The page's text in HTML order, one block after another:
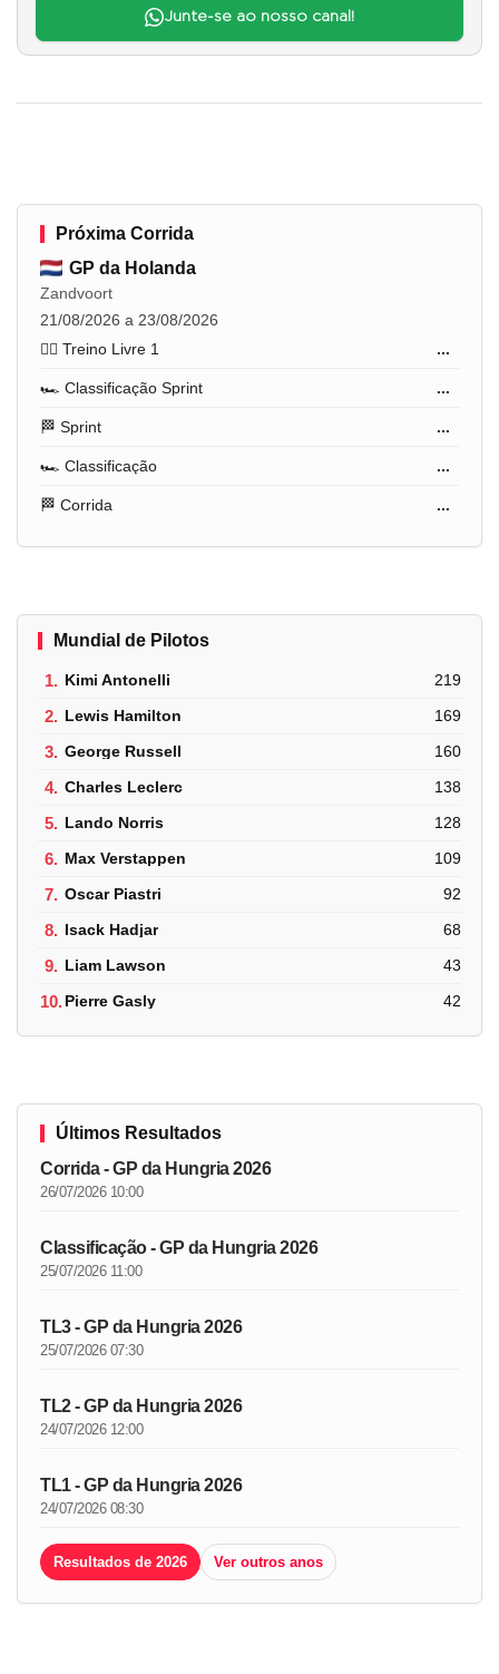
Junte-se ao nosso canal!
Próxima Corrida
GP da Holanda
Zandvoort
21/08/2026 a 23/08/2026
🏋️‍♂️ Treino Livre 1
...
🏎️ Classificação Sprint ...
🏁 Sprint ...
🏎️ Classificação ...
🏁 Corrida ...
Mundial de Pilotos
1. Kimi Antonelli 219
2. Lewis Hamilton 169
3. George Russell 160
4. Charles Leclerc 138
5. Lando Norris 128
6. Max Verstappen 109
7. Oscar Piastri 92
8. Isack Hadjar 68
9. Liam Lawson 43
10.Pierre Gasly 42
Últimos Resultados
Corrida - GP da Hungria 2026
26/07/2026 10:00
Classificação - GP da Hungria 2026
25/07/2026 11:00
TL3 - GP da Hungria 2026
25/07/2026 07:30
TL2 - GP da Hungria 2026
24/07/2026 12:00
TL1 - GP da Hungria 2026
24/07/2026 08:30
Resultados de 2026 Ver outros anos